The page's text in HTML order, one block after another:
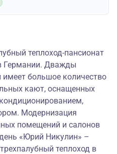
теплоход-пансионат
Германии. Дважды
большое количество
кают, оснащенных
Модернизация
помещений и салонов
«Юрий Никулин» –
теплоход в